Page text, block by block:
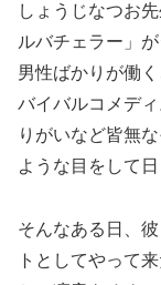
しょうじなつお
ルバチェラー」
男性ばかりが働
バイバルコメデ
りがいなど皆無
ような目をして
そんなある日、
トとしてやって